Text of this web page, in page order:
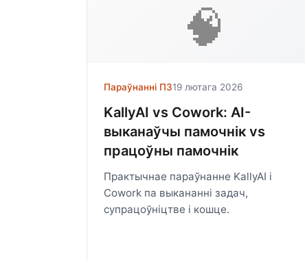
🧠
Параўнанні ПЗ19 лютага 2026
KallyAI vs Cowork: AI-
выканаўчы памочнік vs
працоўны памочнік
Практычнае параўнанне KallyAI і
Cowork па выкананні задач,
супрацоўніцтве і кошце.